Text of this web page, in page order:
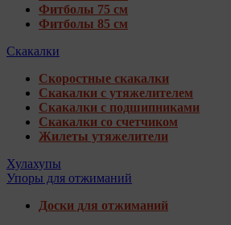
Фитболы 75 см
Фитболы 85 см
Скакалки
Скоростные скакалки
Скакалки с утяжелителем
Скакалки с подшипниками
Скакалки со счетчиком
Жилеты утяжелители
Хулахупы
Упоры для отжиманий
Доски для отжиманий